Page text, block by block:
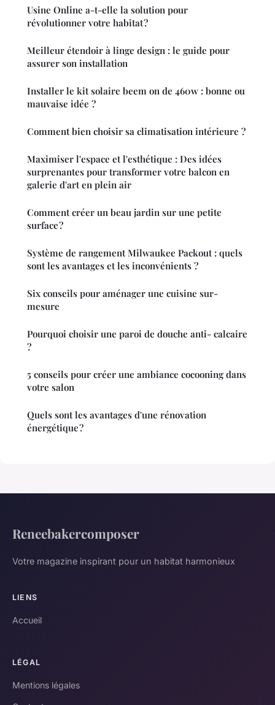
Usine Online a-t-elle la solution pour
révolutionner votre habitat ?
Meilleur étendoir à linge design : le guide pour
assurer son installation
Installer le kit solaire beem on de 460w : bonne ou
mauvaise idée ?
Comment bien choisir sa climatisation intérieure ?
Maximiser l'espace et l'esthétique : Des idées
surprenantes pour transformer votre balcon en
galerie d'art en plein air
Comment créer un beau jardin sur une petite
surface ?
Système de rangement Milwaukee Packout : quels
sont les avantages et les inconvénients ?
Six conseils pour aménager une cuisine sur-
mesure
Pourquoi choisir une paroi de douche anti- calcaire
?
5 conseils pour créer une ambiance cocooning dans
votre salon
Quels sont les avantages d'une rénovation
énergétique ?
Reneebakercomposer
Votre magazine inspirant pour un habitat harmonieux
LIENS
Accueil
LÉGAL
Mentions légales